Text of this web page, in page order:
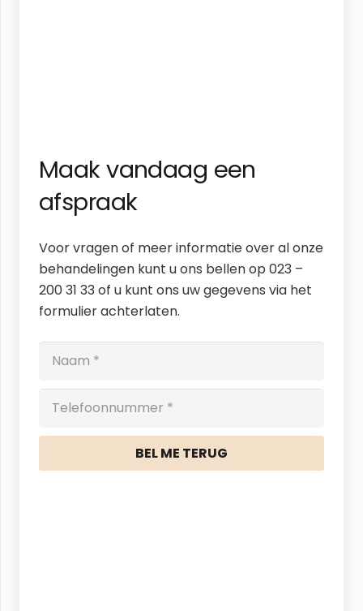
Maak vandaag een
afspraak
Voor vragen of meer informatie over al onze
behandelingen kunt u ons bellen op 023 –
200 31 33 of u kunt ons uw gegevens via het
formulier achterlaten.
BEL ME TERUG